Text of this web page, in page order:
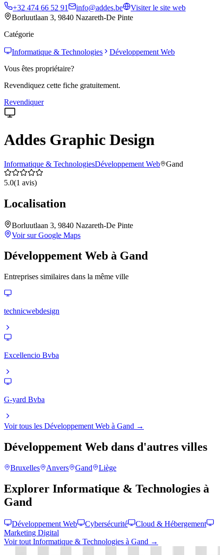
+32 474 66 52 91 info@addes.be
Visiter le site web
Borluutlaan 3, 9840 Nazareth-De Pinte
Catégorie
Informatique & Technologies
Développement Web
Vous êtes propriétaire?
Revendiquez cette fiche gratuitement.
Revendiquer
Addes Graphic Design
Informatique & TechnologiesDéveloppement Web Gand
5.0(1 avis)
Localisation
Borluutlaan 3, 9840 Nazareth-De Pinte
Voir sur Google Maps
Développement Web à Gand
Entreprises similaires dans la même ville
technicwebdesign
Excellencio Bvba
G-yard Bvba
Voir tous les Développement Web à Gand →
Développement Web dans d'autres villes
Bruxelles Anvers Gand Liège
Explorer Informatique & Technologies à
Gand
Développement Web Cybersécurité
Cloud & Hébergement
Marketing Digital
Voir tout Informatique & Technologies à Gand →